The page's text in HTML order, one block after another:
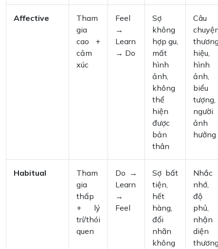
Affective
Tham
gia
cao +
cảm
xúc
Feel
→
Learn
→ Do
Sợ
không
hợp gu,
mất
hình
ảnh,
không
thể
hiện
được
bản
thân
Câu
hiệu,
hình
ảnh,
biểu
tượng,
người
ảnh
hưởng
Habitual
Tham
gia
thấp
+ lý
trí/thói
quen
Do →
Learn
→
Feel
Sợ bất
tiện,
hết
hàng,
đổi
nhãn
không
Nhắc
nhớ,
độ
phủ,
nhận
diện